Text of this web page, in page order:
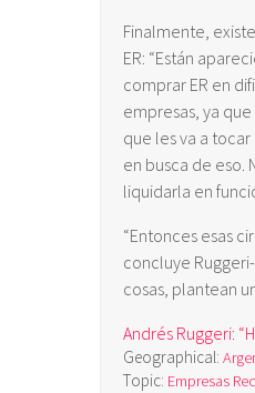
Finalmente,
ER: “Están
comprar ER en
empresas, ya
que les va a
en busca de eso.
liquidarla en
“Entonces esas
concluye
cosas, plantean
Andrés Ruggeri:
Geographical:
Topic: Empresas